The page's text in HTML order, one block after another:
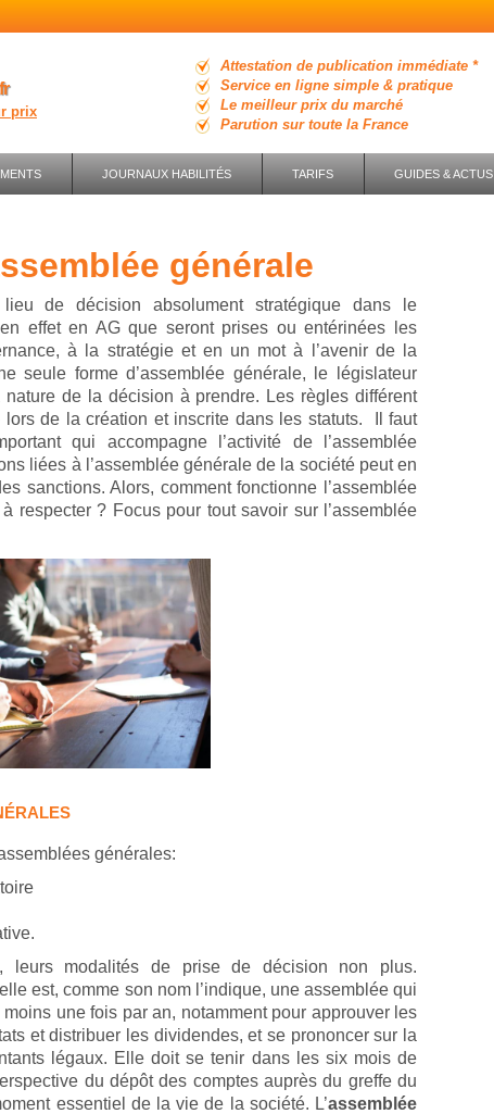
prix
Attestation de publication immédiate *
Service en ligne simple & pratique
Le meilleur prix du marché
Parution sur toute la France
JOURNAUX HABILITÉS TARIFS GUIDES & ACTUS
générale
de décision absolument stratégique dans le
en effet en AG que seront prises ou entérinées les
à la stratégie et en un mot à l’avenir de la
seule forme d’assemblée générale, le législateur
de la décision à prendre. Les règles différent
de la création et inscrite dans les statuts. Il faut
qui accompagne l’activité de l’assemblée
liées à l’assemblée générale de la société peut en
sanctions. Alors, comment fonctionne l’assemblée
respecter ? Focus pour tout savoir sur l’assemblée
générales:
leurs modalités de prise de décision non plus.
est, comme son nom l’indique, une assemblée qui
une fois par an, notamment pour approuver les
et distribuer les dividendes, et se prononcer sur la
légaux. Elle doit se tenir dans les six mois de
du dépôt des comptes auprès du greffe du
essentiel de la vie de la société. L’assemblée